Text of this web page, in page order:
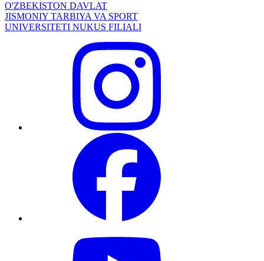
O'ZBEKISTON DAVLAT
JISMONIY TARBIYA VA SPORT
UNIVERSITETI NUKUS FILIALI